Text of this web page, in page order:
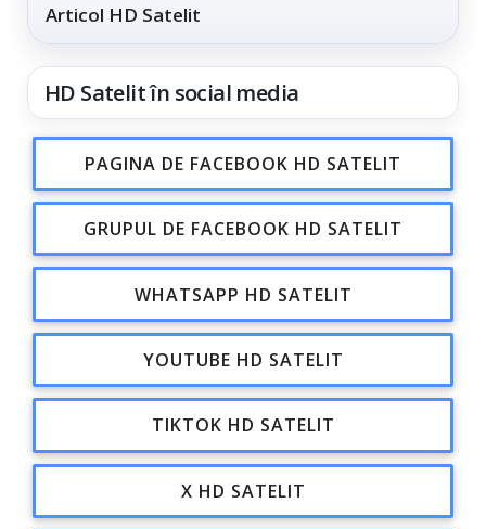
Articol HD Satelit
HD Satelit în social media
PAGINA DE FACEBOOK HD SATELIT
GRUPUL DE FACEBOOK HD SATELIT
WHATSAPP HD SATELIT
YOUTUBE HD SATELIT
TIKTOK HD SATELIT
X HD SATELIT